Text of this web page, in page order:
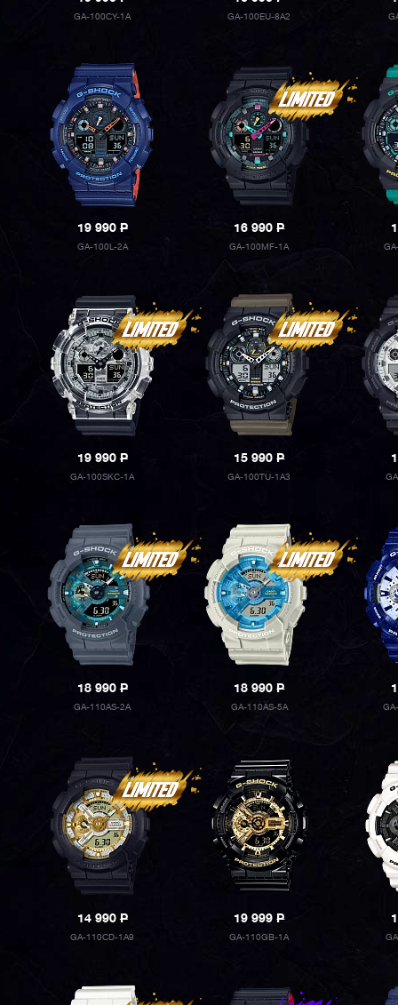
GA-100CY-1A GA-100EU-8A2
19 990P
GA-100L-2A
16 990P
GA-100MF-1A
19 990P
GA-100SKC-1A
15 990P
GA-100TU-1A3
18 990P
GA-110AS-2A
18 990P
GA-110AS-5A
14 990P
GA-110CD-1A9
19 999P
GA-110GB-1A